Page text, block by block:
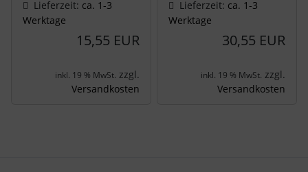
Lieferzeit: ca. 1-3
Werktage
15,55 EUR
inkl. 19 % MwSt. zzgl.
Versandkosten
Lieferzeit: ca. 1-3
Werktage
30,55 EUR
inkl. 19 % MwSt. zzgl.
Versandkosten